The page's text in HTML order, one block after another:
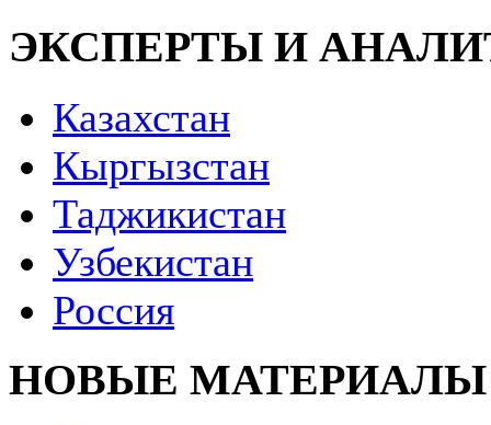
ЭКСПЕРТЫ И
Казахстан
Кыргызстан
Таджикистан
Узбекистан
Россия
НОВЫЕ МАТЕРИАЛЫ